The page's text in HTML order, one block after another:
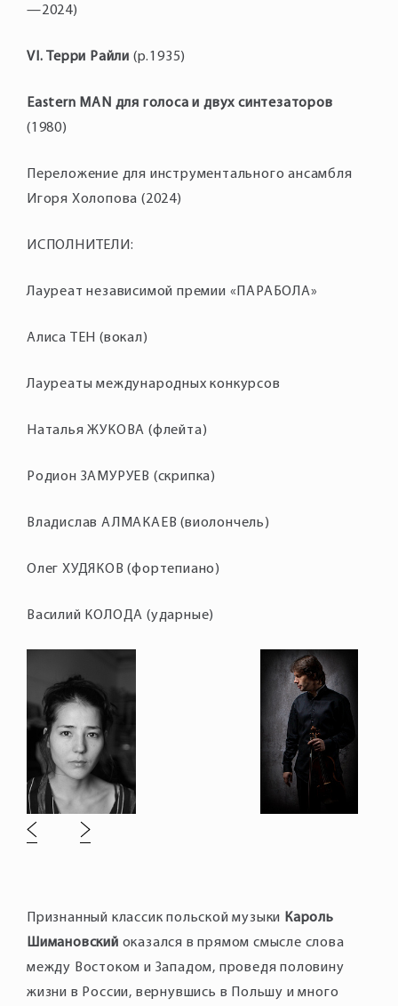
—2024)
VI. Терри Райли (р.1935)
Eastern MAN для голоса и двух синтезаторов
(1980)
Переложение для инструментального ансамбля
Игоря Холопова (2024)
ИСПОЛНИТЕЛИ:
Лауреат независимой премии «ПАРАБОЛА»
Алиса ТЕН (вокал)
Лауреаты международных конкурсов
Наталья ЖУКОВА (флейта)
Родион ЗАМУРУЕВ (скрипка)
Владислав АЛМАКАЕВ (виолончель)
Олег ХУДЯКОВ (фортепиано)
Василий КОЛОДА (ударные)
Признанный классик польской музыки Кароль
Шимановский оказался в прямом смысле слова
между Востоком и Западом, проведя половину
жизни в России, вернувшись в Польшу и много